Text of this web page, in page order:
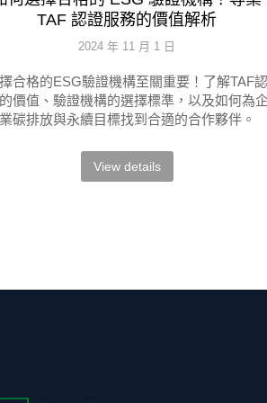
TAF 認證服務的價值解析
2024 年 11 月 1 日
合格的ESG驗證機構至關重要！了解TAF認
價值、驗證機構的選擇標準，以及如何為
業碳排放與永續目標找到合適的合作夥伴。
View details